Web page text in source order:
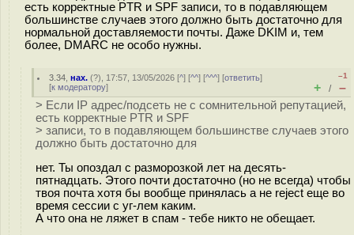
есть корректные PTR и SPF записи, то в подавляющем
большинстве случаев этого должно быть достаточно для
нормальной доставляемости почты. Даже DKIM и, тем
более, DMARC не особо нужны.
3.34 ,нах. (?), 17:57, 13/05/2026 [^] [^^] [^^^] [ответить]
[к модератору]
–1
+ / –
> Если IP адрес/подсеть не с сомнительной репутацией,
есть корректные PTR и SPF
> записи, то в подавляющем большинстве случаев этого
должно быть достаточно для
нет. Ты опоздал с разморозкой лет на десять-
пятнадцать. Этого почти достаточно (но не всегда) чтобы
твоя почта хотя бы вообще принялась а не reject еще во
время сессии с уг-лем каким.
А что она не ляжет в спам - тебе никто не обещает.